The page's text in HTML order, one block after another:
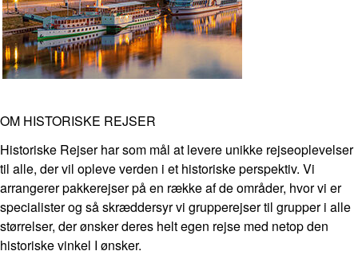
OM HISTORISKE REJSER
Historiske Rejser har som mål at levere unikke rejseoplevelser
til alle, der vil opleve verden i et historiske perspektiv. Vi
arrangerer pakkerejser på en række af de områder, hvor vi er
specialister og så skræddersyr vi grupperejser til grupper i alle
størrelser, der ønsker deres helt egen rejse med netop den
historiske vinkel I ønsker.